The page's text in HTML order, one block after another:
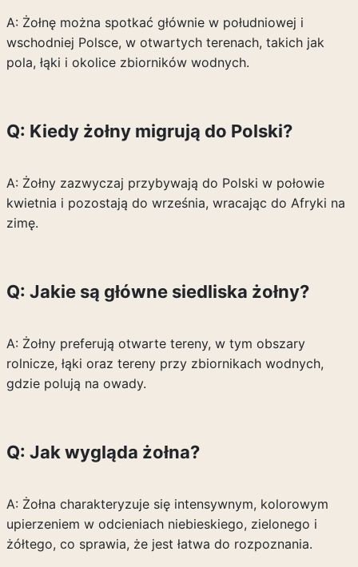
A: Żołnę można spotkać głównie w południowej i
wschodniej Polsce, w otwartych terenach, takich jak
pola, łąki i okolice zbiorników wodnych.
Q: Kiedy żołny migrują do Polski?
A: Żołny zazwyczaj przybywają do Polski w połowie
kwietnia i pozostają do września, wracając do Afryki na
zimę.
Q: Jakie są główne siedliska żołny?
A: Żołny preferują otwarte tereny, w tym obszary
rolnicze, łąki oraz tereny przy zbiornikach wodnych,
gdzie polują na owady.
Q: Jak wygląda żołna?
A: Żołna charakteryzuje się intensywnym, kolorowym
upierzeniem w odcieniach niebieskiego, zielonego i
żółtego, co sprawia, że jest łatwa do rozpoznania.